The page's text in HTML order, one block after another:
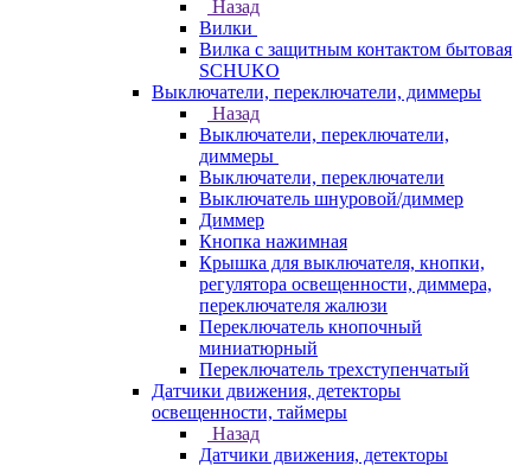
Назад
Вилки
Вилка с защитным контактом бытовая
SCHUKO
Выключатели, переключатели, диммеры
Назад
Выключатели, переключатели,
диммеры
Выключатели, переключатели
Выключатель шнуровой/диммер
Диммер
Кнопка нажимная
Крышка для выключателя, кнопки,
регулятора освещенности, диммера,
переключателя жалюзи
Переключатель кнопочный
миниатюрный
Переключатель трехступенчатый
Датчики движения, детекторы
освещенности, таймеры
Назад
Датчики движения, детекторы